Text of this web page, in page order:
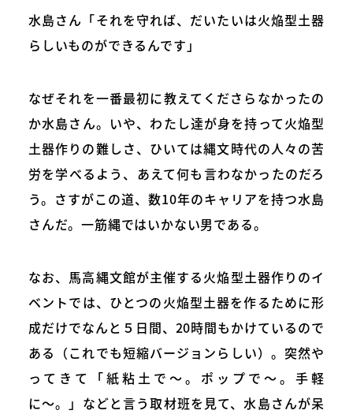
水島さん「それを守れば、だいたいは火焔型土器
らしいものができるんです」
なぜそれを一番最初に教えてくださらなかったの
か水島さん。いや、わたし達が身を持って火焔型
土器作りの難しさ、ひいては縄文時代の人々の苦
労を学べるよう、あえて何も言わなかったのだろ
う。さすがこの道、数10年のキャリアを持つ水島
さんだ。一筋縄ではいかない男である。
なお、馬高縄文館が主催する火焔型土器作りのイ
ベントでは、ひとつの火焔型土器を作るために形
成だけでなんと５日間、20時間もかけているので
ある（これでも短縮バージョンらしい）。突然や
ってきて「紙粘土で〜。ポップで〜。手軽
に〜。」などと言う取材班を見て、水島さんが呆